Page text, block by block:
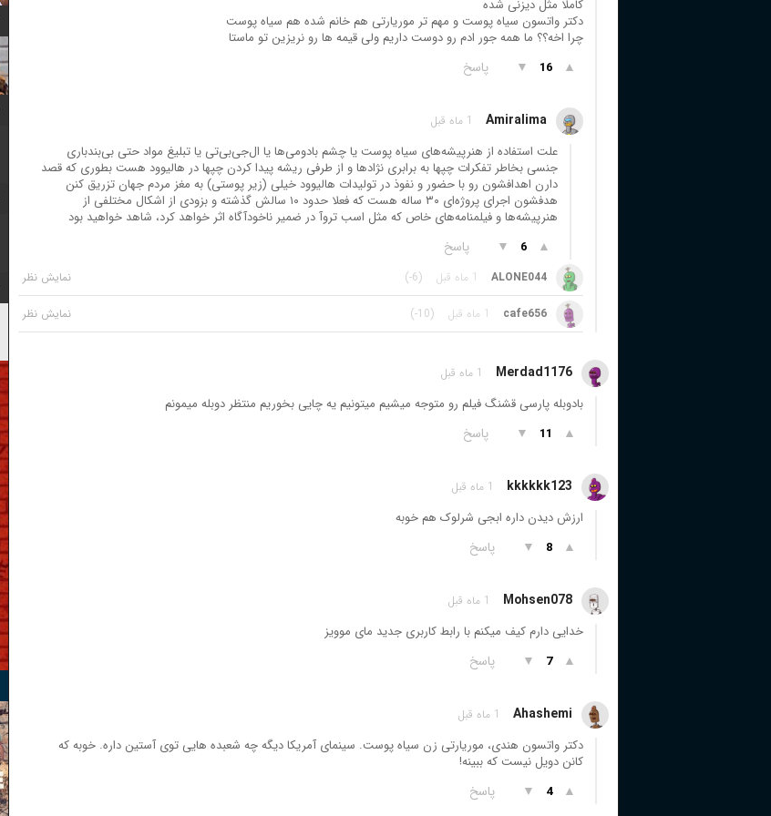
کاملا مثل دیزنی شده
دکتر واتسون سیاه پوست و مهم تر موریارتی هم خانم شده هم سیاه پوست
چرا اخه؟؟ ما همه جور ادم رو دوست داریم ولی قیمه ها رو نریزین تو ماستا
▲
16
▼ پاسخ
Amiralima 1 ماه قبل
علت استفاده از هنرپیشه‌های سیاه پوست یا چشم بادومی‌ها یا ال‌جی‌بی‌تی یا تبلیغ مواد حتی بی‌بندباری
جنسی بخاطر تفکرات چپها به برابری نژادها و از طرفی ریشه پیدا کردن چپها در هالیوود هست بطوری که قصد
دارن اهدافشون رو با حضور و نفوذ در تولیدات هالیوود خیلی (زیر پوستی) به مغز مردم جهان تزریق کنن
هدفشون اجرای پروژه‌ای ۳۰ ساله هست که فعلا حدود ۱۰ سالش گذشته و بزودی از اشکال مختلفی از
هنرپیشه‌ها و فیلمنامه‌های خاص که مثل اسب تروآ در ضمیر ناخودآگاه اثر خواهد کرد، شاهد خواهید بود
▲
6
▼ پاسخ
ALONE044 1 ماه قبل (-6)
cafe656 1 ماه قبل (-10)
Merdad1176 1 ماه قبل
بادوبله پارسی قشنگ فیلم رو متوجه میشیم میتونیم یه چایی بخوریم منتظر دوبله میمونم
▲
11
▼ پاسخ
kkkkkk123 1 ماه قبل
ارزش دیدن داره ابجی شرلوک هم خوبه
▲
8
▼ پاسخ
Mohsen078 1 ماه قبل
خدایی دارم کیف میکنم با رابط کاربری جدید مای موویز
▲
7
▼ پاسخ
Ahashemi 1 ماه قبل
دکتر واتسون هندی، موریارتی زن سیاه پوست. سینمای آمریکا دیگه چه شعبده هایی توی آستین داره. خوبه که
کانن دویل نیست که ببینه!
▲
4
▼ پاسخ